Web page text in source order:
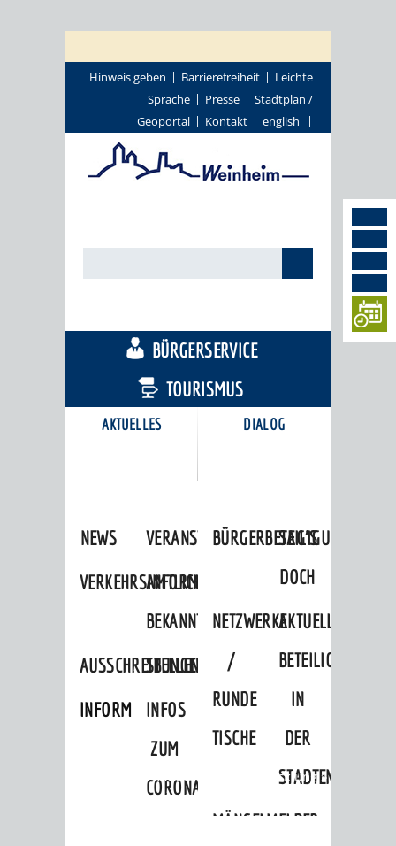
Hinweis geben Barrierefreiheit
Leichte
Sprache
Presse
Stadtplan /
Geoportal
Kontakt english
AKTUELLES
NEWS
VERANSTALTUNGSKALENDER
VERKEHRSINFORMATIONEN
AMTLICHE
BEKANNTMACHUNGEN
AUSSCHREIBUNGEN
INFORMATIONSPFLICHTEN
STELLENANGEBOTE
INFOS
ZUM
CORONAVIRUS
DIALOG
BÜRGERBETEILIGUNG
SAG'S
DOCH
NETZWERKE
/
RUNDE
TISCHE
AKTUELLE
BETEILIGUNGEN
IN
DER
MÄNGELMELDER
BÜRGERSERVICE
TOURISMUS
KARRIEREPORTAL
»Stadtthemen Entwicklung»
Klimaschutz»Klimafit